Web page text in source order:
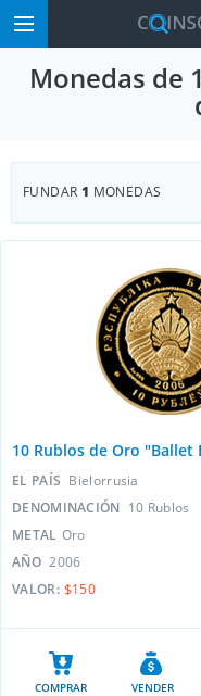
Monedas de
FUNDAR 1 MONEDAS
10 Rublos de Oro "Ballet
EL PAÍS Bielorrusia
DENOMINACIÓN 10 Rublos
METAL Oro
AÑO 2006
VALOR: $150
COMPRAR VENDER